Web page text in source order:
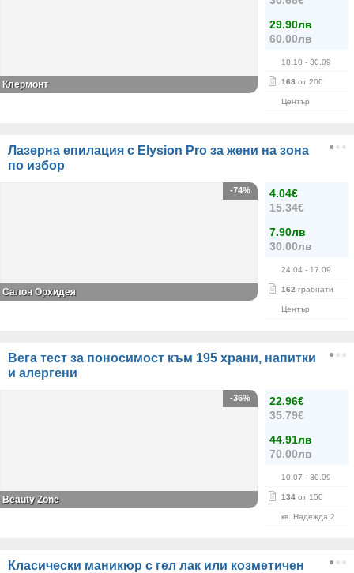
29.90лв
60.00лв
18.10 - 30.09
168 от 200
Център
Клермонт
Лазерна епилация с Elysion Pro за жени на зона
по избор
4.04€
15.34€
7.90лв
30.00лв
24.04 - 17.09
162 грабнати
Център
-74%
Салон Орхидея
Вега тест за поносимост към 195 храни, напитки
и алергени
22.96€
35.79€
44.91лв
70.00лв
10.07 - 30.09
134 от 150
кв. Надежда 2
-36%
Beauty Zone
Класически маникюр с гел лак или козметичен